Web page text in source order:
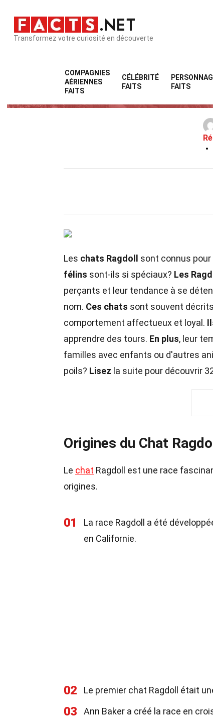
Transformez votre curiosité en découverte
COMPAGNIES
AÉRIENNES
FAITS
CÉLÉBRITÉ
FAITS
FAITS
Les chats Ragdoll sont connus
félins sont-ils si spéciaux? Les
perçants et leur tendance à se
nom. Ces chats sont souvent
comportement affectueux et loyal.
apprendre des tours. En plus, leur
familles avec enfants ou d'autres
poils? Lisez la suite pour découvrir
Origines du Chat
Le chat Ragdoll est une race
origines.
01
La race Ragdoll a été
en Californie.
02 Le premier chat Ragdoll était
03 Ann Baker a créé la race en